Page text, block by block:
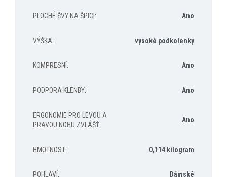
PLOCHÉ ŠVY NA ŠPICI : Ano
VÝŠKA: vysoké podkolenky
KOMPRESNÍ : Ano
PODPORA KLENBY: Ano
ERGONOMIE PRO LEVOU A
PRAVOU NOHU ZVLÁŠŤ:
Ano
HMOTNOST: 0,114 kilogram
POHLAVÍ : Dámské